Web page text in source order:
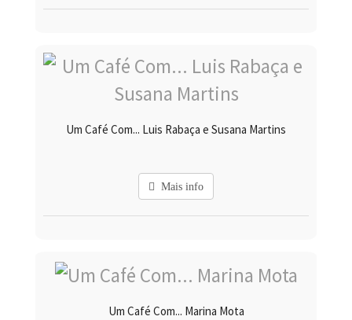
Um Café Com... Luis Rabaça e Susana Martins
Mais info
Um Café Com... Marina Mota